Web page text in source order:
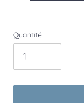
Quantité